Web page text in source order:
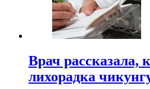
Врач рассказала,
лихорадка